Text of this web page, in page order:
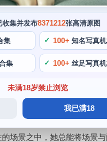
收集并发布8371212张高清原图
集 100+ 知名写真
集 100+ 丝足写真
未满18岁禁止浏览
我已满18
发扬光大，不仅仅是一个
惊喜和感动。同时也可以
绎得非常到位，同时也融
也很令人惊艳。
是一个才华横溢的
其令人惊艳，她在深入研究
场景之中，她总能将场景